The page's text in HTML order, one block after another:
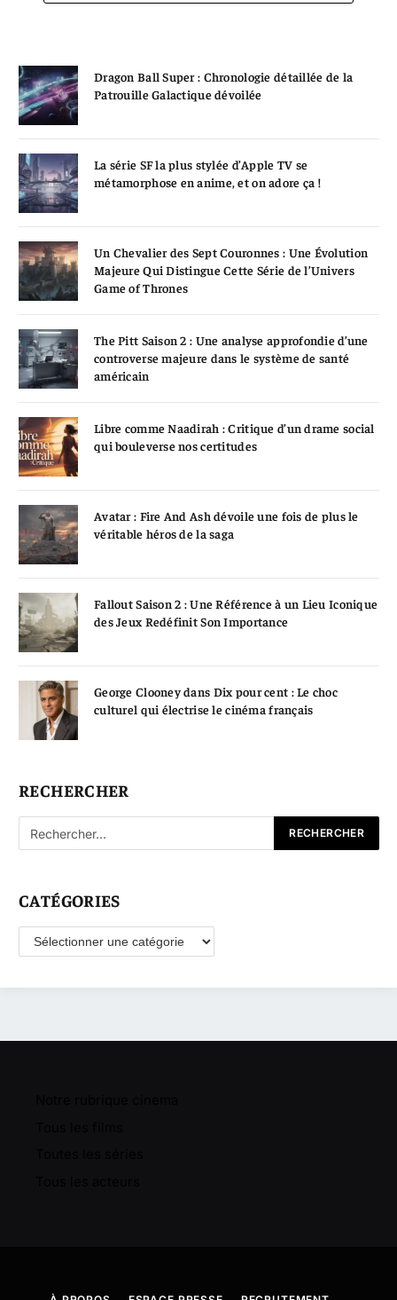
Dragon Ball Super : Chronologie détaillée de la
Patrouille Galactique dévoilée
La série SF la plus stylée d’Apple TV se
métamorphose en anime, et on adore ça !
Un Chevalier des Sept Couronnes : Une Évolution
Majeure Qui Distingue Cette Série de l’Univers
Game of Thrones
The Pitt Saison 2 : Une analyse approfondie d’une
controverse majeure dans le système de santé
américain
Libre comme Naadirah : Critique d’un drame social
qui bouleverse nos certitudes
Avatar : Fire And Ash dévoile une fois de plus le
véritable héros de la saga
Fallout Saison 2 : Une Référence à un Lieu Iconique
des Jeux Redéfinit Son Importance
George Clooney dans Dix pour cent : Le choc
culturel qui électrise le cinéma français
RECHERCHER
CATÉGORIES
Catégories